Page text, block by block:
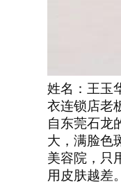
姓名：王玉
衣连锁店老
自东莞石龙
大，满脸色
美容院，只
用皮肤越差。